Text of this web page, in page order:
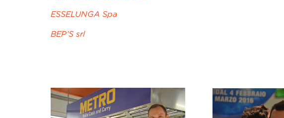
ESSELUNGA Spa
BEP’S srl